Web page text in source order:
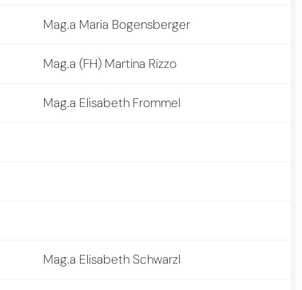
Mag.a Maria Bogensberger
Mag.a (FH) Martina Rizzo
Mag.a Elisabeth Frommel
Mag.a Elisabeth Schwarzl